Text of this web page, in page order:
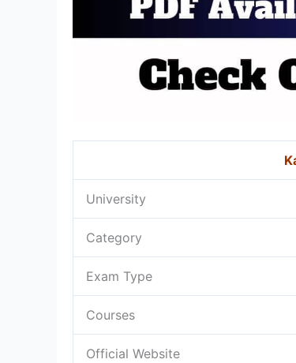
University
Category
Exam Type
Courses
Official Website